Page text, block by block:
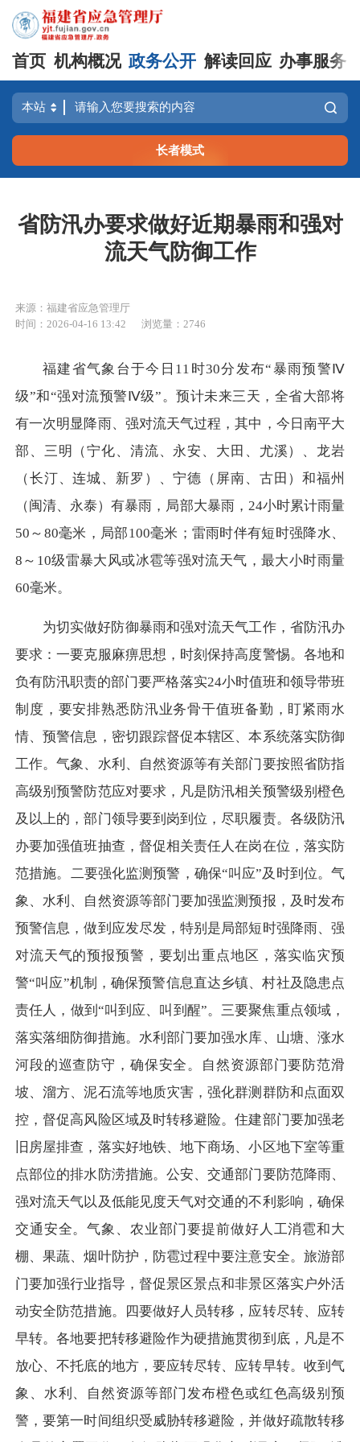
首页 机构概况 政务公开 解读回应 办事服务
长者模式
省防汛办要求做好近期暴雨和强对
流天气防御工作
来源：福建省应急管理厅
时间：2026-04-16 13:42
浏览量：2746
福建省气象台于今日11时30分发布“暴雨预警Ⅳ
级”和“强对流预警Ⅳ级”。预计未来三天，全省大部将
有一次明显降雨、强对流天气过程，其中，今日南平大
部、三明（宁化、清流、永安、大田、尤溪）、龙岩
（长汀、连城、新罗）、宁德（屏南、古田）和福州
（闽清、永泰）有暴雨，局部大暴雨，24小时累计雨量
50～80毫米，局部100毫米；雷雨时伴有短时强降水、
8～10级雷暴大风或冰雹等强对流天气，最大小时雨量
60毫米。
为切实做好防御暴雨和强对流天气工作，省防汛办
要求：一要克服麻痹思想，时刻保持高度警惕。各地和
负有防汛职责的部门要严格落实24小时值班和领导带班
制度，要安排熟悉防汛业务骨干值班备勤，盯紧雨水
情、预警信息，密切跟踪督促本辖区、本系统落实防御
工作。气象、水利、自然资源等有关部门要按照省防指
高级别预警防范应对要求，凡是防汛相关预警级别橙色
及以上的，部门领导要到岗到位，尽职履责。各级防汛
办要加强值班抽查，督促相关责任人在岗在位，落实防
范措施。二要强化监测预警，确保“叫应”及时到位。气
象、水利、自然资源等部门要加强监测预报，及时发布
预警信息，做到应发尽发，特别是局部短时强降雨、强
对流天气的预报预警，要划出重点地区，落实临灾预
警“叫应”机制，确保预警信息直达乡镇、村社及隐患点
责任人，做到“叫到应、叫到醒”。三要聚焦重点领域，
落实落细防御措施。水利部门要加强水库、山塘、涨水
河段的巡查防守，确保安全。自然资源部门要防范滑
坡、溜方、泥石流等地质灾害，强化群测群防和点面双
控，督促高风险区域及时转移避险。住建部门要加强老
旧房屋排查，落实好地铁、地下商场、小区地下室等重
点部位的排水防涝措施。公安、交通部门要防范降雨、
强对流天气以及低能见度天气对交通的不利影响，确保
交通安全。气象、农业部门要提前做好人工消雹和大
棚、果蔬、烟叶防护，防雹过程中要注意安全。旅游部
门要加强行业指导，督促景区景点和非景区落实户外活
动安全防范措施。四要做好人员转移，应转尽转、应转
早转。各地要把转移避险作为硬措施贯彻到底，凡是不
放心、不托底的地方，要应转尽转、应转早转。收到气
象、水利、自然资源等部门发布橙色或红色高级别预
警，要第一时间组织受威胁转移避险，并做好疏散转移